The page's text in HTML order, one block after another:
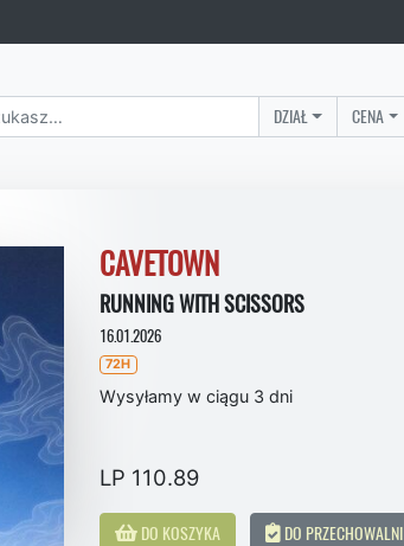
DZIAŁ CENA
CAVETOWN
RUNNING WITH SCISSORS
16.01.2026
72H
Wysyłamy w ciągu 3 dni
LP 110.89
DO KOSZYKA DO PRZECHOWALNI